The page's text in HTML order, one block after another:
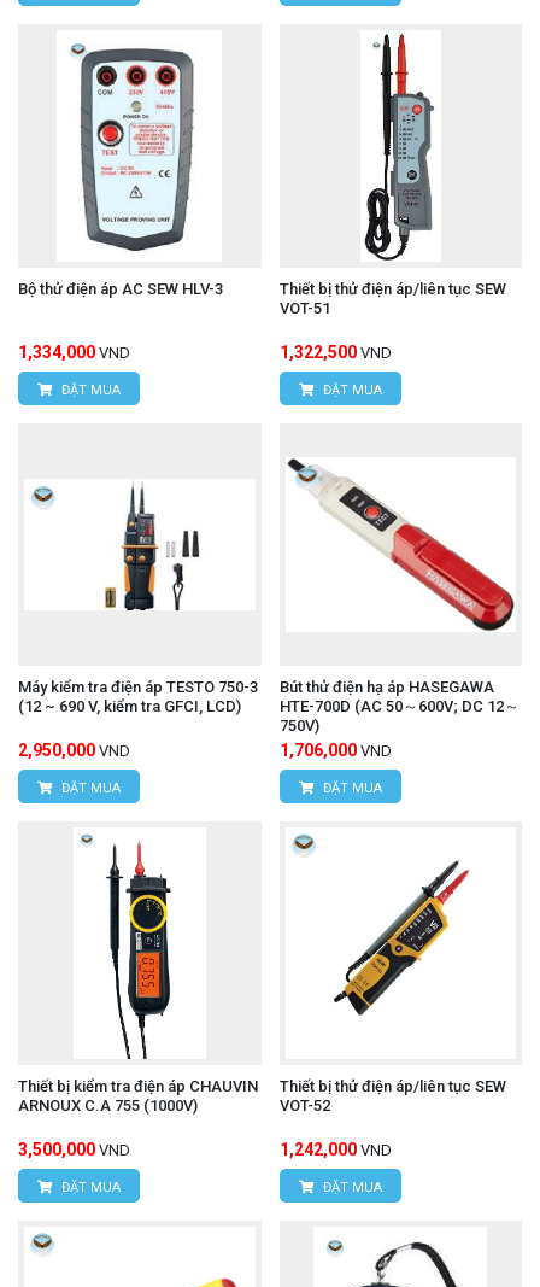
Bộ thử điện áp AC SEW HLV-3
1,334,000 VND
ĐẶT MUA
Thiết bị thử điện áp/liên tục SEW
VOT-51
1,322,500 VND
ĐẶT MUA
Máy kiểm tra điện áp TESTO 750-3
(12 ~ 690 V, kiểm tra GFCI, LCD)
2,950,000 VND
ĐẶT MUA
Bút thử điện hạ áp HASEGAWA
HTE-700D (AC 50～600V; DC 12～
750V)
1,706,000 VND
ĐẶT MUA
Thiết bị kiểm tra điện áp CHAUVIN
ARNOUX C.A 755 (1000V)
3,500,000 VND
ĐẶT MUA
Thiết bị thử điện áp/liên tục SEW
VOT-52
1,242,000 VND
ĐẶT MUA